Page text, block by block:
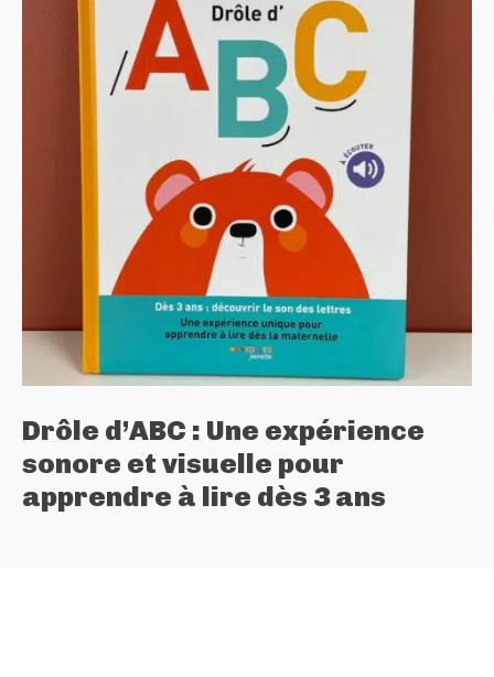
Drôle d’ABC : Une expérience
sonore et visuelle pour
apprendre à lire dès 3 ans